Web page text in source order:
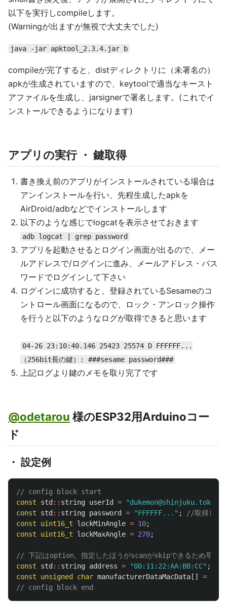
以下を実行しcompileします。
(Warningが出ますが無視で大丈夫でした)
java -jar apktool_2.3.4.jar b
compileが完了すると、distディレクトリに（未署名の）
apkが生成されていますので、keytoolで適当なキースト
アファイルを生成し、jarsignerで署名します。(これでイ
ンストールできるようになります)
アプリの実行 ・ 鍵取得
書き換え前のアプリがインストールされている場合は
アンインストールを行い、先程生成したapkを
AirDroid/adbなどでインストールします
以下のような感じでlogcatを表示させておきます
adb logcat | grep password
アプリを起動させるとログイン画面が出るので、メー
ルアドレスで/ログインに進み、メールアドレス・パス
ワードでログインして下さい
ログインに成功すると、登録されているSesameのコ
ントロール画面になるので、ロック・アンロック操作
を行うと以下のようなログが取得できると思います
04-26 23:10:40.146 25423 25574 D FFFFFF...
（256bit長の鍵）: ###sesame password###
上記ログより鍵のメモを取り完了です
@odetarou 様のESP32用Arduinoコー
ド
・ 設定例
// config block start
const
std :: string userId = "dukemon@shinjuku.tokyo"
const
std :: string password = "FFFFFF..." ;
//取得した
const
uint16_t lockMinAngle = 10;
const
uint16_t lockMaxAngle = 270;
// 下記はoption。指定したほうがscanがskipできるため早く
const
std :: string address = "00:11:22:AA:BB:CC" ;
const
unsigned char manufacturerDataMacData [] =
// config block end